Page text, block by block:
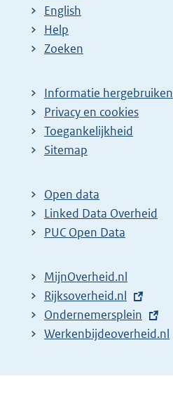
English
Help
Zoeken
Informatie hergebruiken
Privacy en cookies
Toegankelijkheid
Sitemap
Open data
Linked Data Overheid
PUC Open Data
MijnOverheid.nl
E
x
t
r
Rijksoverheid.nl
E
x
e
Ondernemersplein
E
t
Werkenbijdeoverheid.nl